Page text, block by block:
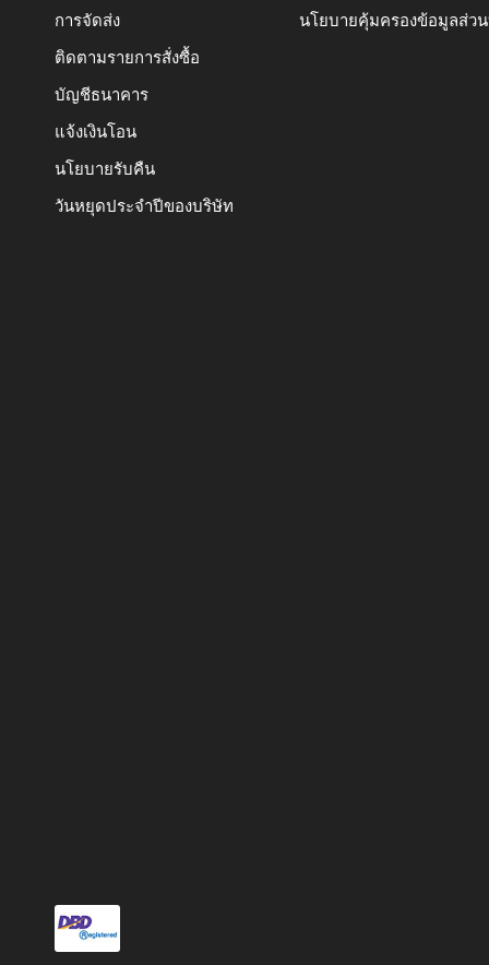
การจัดส่ง
ติดตามรายการสั่งซื้อ
บัญชีธนาคาร
แจ้งเงินโอน
นโยบายรับคืน
วันหยุดประจำปีของบริษัท
นโยบายคุ้มครองข้อมูลส่ว